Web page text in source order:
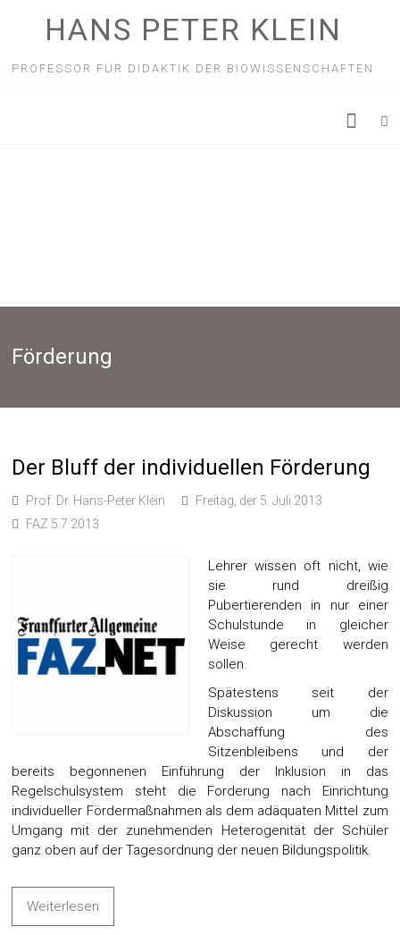
HANS PETER KLEIN
PROFESSOR FÜR DIDAKTIK DER BIOWISSENSCHAFTEN
Förderung
Der Bluff der individuellen Förderung
Prof. Dr. Hans-Peter Klein
Freitag, der 5. Juli 2013
FAZ 5.7.2013
Lehrer wissen oft nicht, wie
sie rund dreißig
Pubertierenden in nur einer
Schulstunde in gleicher
Weise gerecht werden
sollen.
Spätestens seit der
Diskussion um die
Abschaffung des
Sitzenbleibens und der
bereits begonnenen Einführung der Inklusion in das
Regelschulsystem steht die Forderung nach Einrichtung
individueller Fördermaßnahmen als dem adäquaten Mittel zum
Umgang mit der zunehmenden Heterogenität der Schüler
ganz oben auf der Tagesordnung der neuen Bildungspolitik.
Weiterlesen